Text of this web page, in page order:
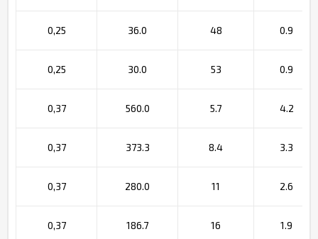
0,25 36.0 48 0.9
0,25 30.0 53 0.9
0,37 560.0 5.7 4.2
0,37 373.3 8.4 3.3
0,37 280.0 11 2.6
0,37 186.7 16 1.9